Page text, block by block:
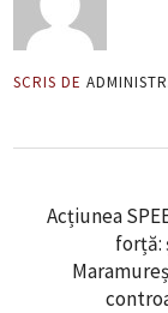
SCRIS DE
Acțiunea
forță: